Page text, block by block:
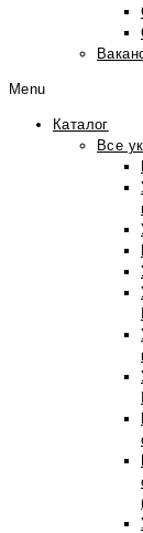
Menu
Каталог
Все